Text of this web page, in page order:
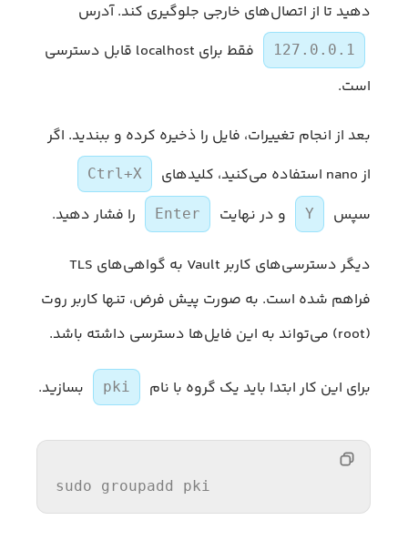
دهید تا از اتصال‌های خارجی جلوگیری کند. آدرس
127.0.0.1
فقط برای localhost قابل دسترسی
است.
بعد از انجام تغییرات، فایل را ذخیره کرده و ببندید. اگر
از nano استفاده می‌کنید، کلیدهای
Ctrl+X
سپس Y و در نهایت Enter را فشار دهید.
دیگر دسترسی‌های کاربر Vault به گواهی‌های TLS
فراهم شده است. به صورت پیش فرض، تنها کاربر روت
(root) می‌تواند به این فایل‌ها دسترسی داشته باشد.
برای این کار ابتدا باید یک گروه با نام pki بسازید.
sudo groupadd pki